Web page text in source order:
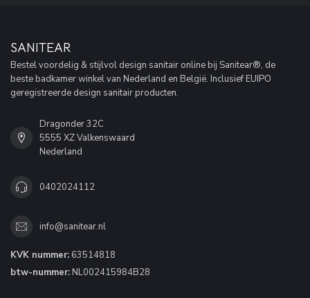
SANITEAR
Bestel voordelig & stijlvol design sanitair online bij Sanitear®, de
beste badkamer winkel van Nederland en België. Inclusief EUIPO
geregistreerde design sanitair producten.
Dragonder 32C
5555 XZ Valkenswaard
Nederland
0402024112
info@sanitear.nl
KVK nummer: 63514818
btw-nummer: NL002415984B28